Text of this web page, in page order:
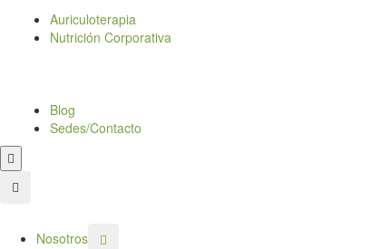
Auriculoterapia
Nutrición Corporativa
Blog
Sedes/Contacto
Nosotros